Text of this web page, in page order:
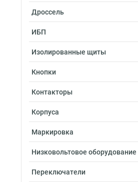
Дроссель
ИБП
Изолированные щиты
Кнопки
Контакторы
Корпуса
Маркировка
Низковольтовое оборудование
Переключатели